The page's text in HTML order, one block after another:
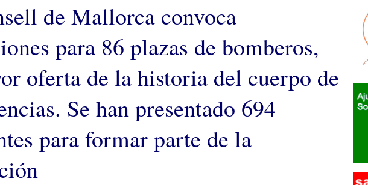
de Mallorca convoca
para 86 plazas de bomberos,
oferta de la historia del cuerpo de
Se han presentado 694
para formar parte de la